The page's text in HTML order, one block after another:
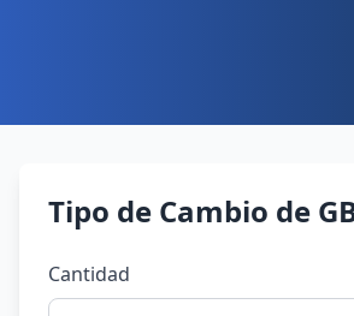
Tipo de Cambio de
Cantidad